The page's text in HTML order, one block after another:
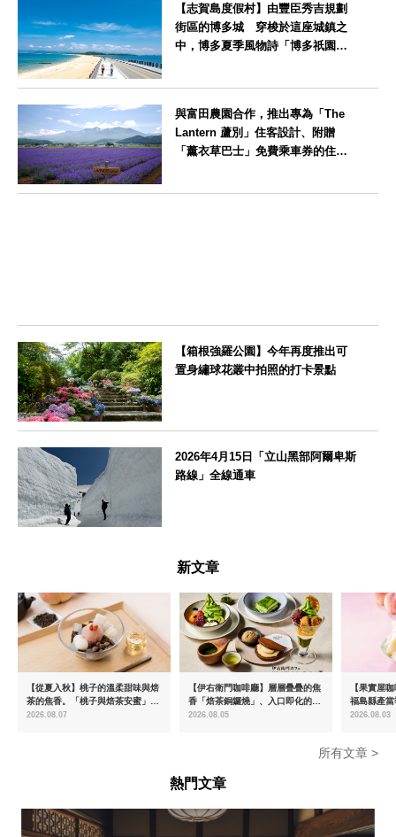
【志賀島度假村】由豐臣秀吉規劃
街區的博多城 穿梭於這座城鎮之
中，博多夏季風物詩「博多祇園山
與富田農園合作，推出專為「The
Lantern 蘆別」住客設計、附贈
「薰衣草巴士」免費乘車券的住宿
【箱根強羅公園】今年再度推出可
置身繡球花叢中拍照的打卡景點
2026年4月15日「立山黑部阿爾卑斯
路線」全線通車
新文章
【從夏入秋】桃子的溫柔甜味與焙
茶的焦香。「桃子與焙茶安蜜」將
於8月中旬起限時販售
2026.08.07
【伊右衛門咖啡廳】層層疊疊的焦
香「焙茶銅鑼燒」、入口即化的
「宇治抹茶提拉米蘇」全新登場
2026.08.05
【果實屋
福島縣產
2026.08.03
所有文章 >
熱門文章